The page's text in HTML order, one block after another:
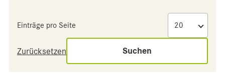
Einträge pro Seite
Zurücksetzen Suchen